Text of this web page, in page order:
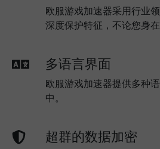
欧服游戏加速器采用行业
深度保护特征，不论您身
多语言界面
欧服游戏加速器提供多种
中。
超群的数据加密